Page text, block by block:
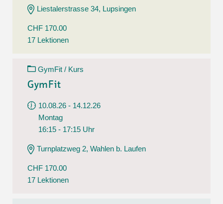
Liestalerstrasse 34, Lupsingen
CHF 170.00
17 Lektionen
GymFit / Kurs
GymFit
10.08.26 - 14.12.26
Montag
16:15 - 17:15 Uhr
Turnplatzweg 2, Wahlen b. Laufen
CHF 170.00
17 Lektionen